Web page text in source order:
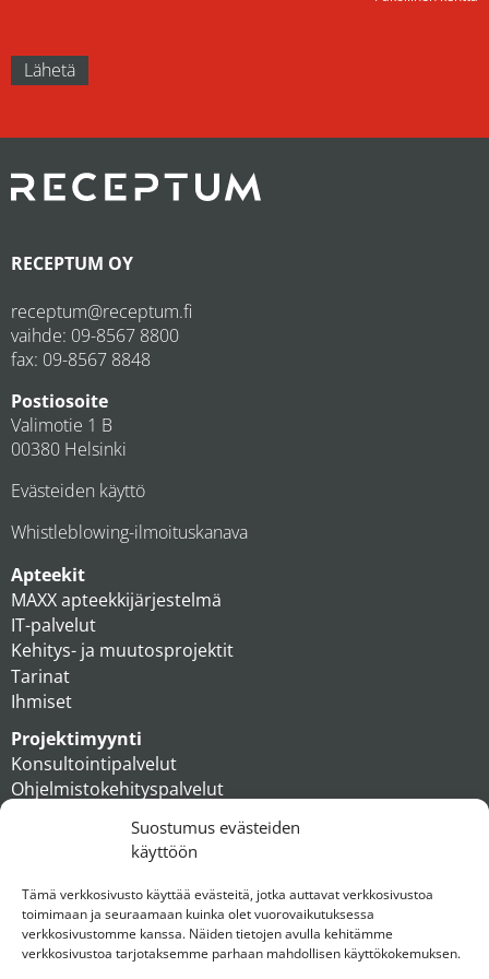
Suostumus evästeiden
käyttöön
Tämä verkkosivusto käyttää evästeitä, jotka auttavat verkkosivustoa
toimimaan ja seuraamaan kuinka olet vuorovaikutuksessa
verkkosivustomme kanssa. Näiden tietojen avulla kehitämme
verkkosivustoa tarjotaksemme parhaan mahdollisen käyttökokemuksen.
RECEPTUM OY
receptum@receptum.fi
vaihde: 09-8567 8800
fax: 09-8567 8848
Postiosoite
Valimotie 1 B
00380 Helsinki
Evästeiden käyttö
Whistleblowing-ilmoituskanava
Apteekit
MAXX apteekkijärjestelmä
IT-palvelut
Kehitys- ja muutosprojektit
Tarinat
Ihmiset
Projektimyynti
Konsultointipalvelut
Ohjelmistokehityspalvelut
Ihmiset
Konserni
Ota yhteyttä